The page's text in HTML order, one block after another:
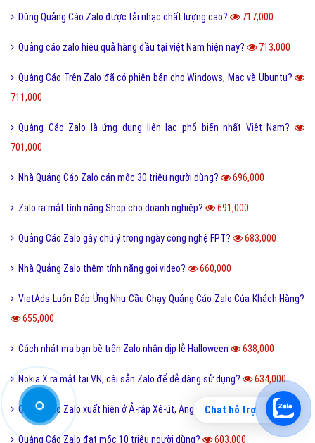
Zalo đang âm thầm tấn công thị trường Myanmar một cách mạnh mẽ?
Vì sao quảng cáo Zalo vươn cao sự phát triển bùng nổ trong năm 2016
728,000
Dùng Quảng Cáo Zalo được tải nhạc chất lượng cao? 717,000
Quảng cáo zalo hiệu quả hàng đầu tại việt Nam hiện nay?
Quảng Cáo Trên Zalo đã có phiên bản cho Windows, Mac và Ubuntu?
711,000
Quảng Cáo Zalo là ứng dụng liên lạc phổ biến nhất Việt Nam?
701,000
Nhà Quảng Cáo Zalo cán mốc 30 triệu người dùng? 696,000
Zalo ra mắt tính năng Shop cho doanh nghiệp? 691,000
Chat hỗ trợ